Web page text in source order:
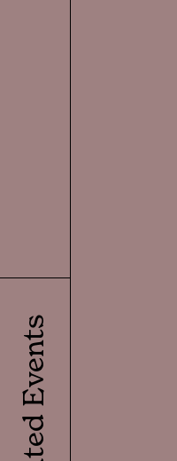
Related Events